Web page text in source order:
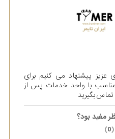
عزیز پیشنهاد می کنیم برای
با واحد خدمات پس از
بگیرید
مفید بود؟
0
)